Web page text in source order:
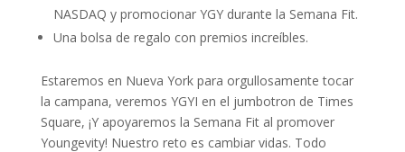
NASDAQ y promocionar YGY durante la Semana Fit.
Una bolsa de regalo con premios increíbles.
Estaremos en Nueva York para orgullosamente tocar
la campana, veremos YGYI en el jumbotron de Times
Square, ¡Y apoyaremos la Semana Fit al promover
Youngevity! Nuestro reto es cambiar vidas. Todo